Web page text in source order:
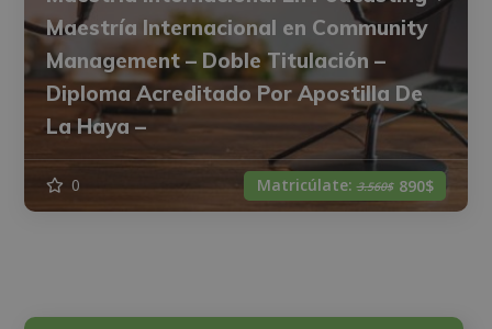
Maestría Internacional en Community
Management – Doble Titulación –
Diploma Acreditado Por Apostilla De
La Haya –
0 Matricúlate:3.560$ 890$